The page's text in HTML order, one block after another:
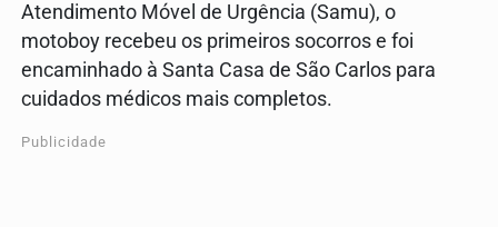
Atendimento Móvel de Urgência (Samu), o
motoboy recebeu os primeiros socorros e foi
encaminhado à Santa Casa de São Carlos para
cuidados médicos mais completos.
Publicidade